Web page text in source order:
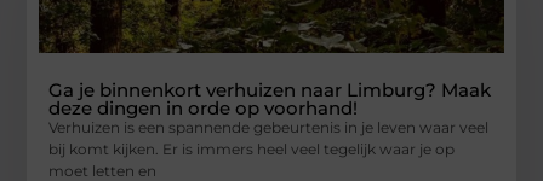
Ga je binnenkort verhuizen naar Limburg? Maak
deze dingen in orde op voorhand!
Verhuizen is een spannende gebeurtenis in je leven waar veel
bij komt kijken. Er is immers heel veel tegelijk waar je op
moet letten en